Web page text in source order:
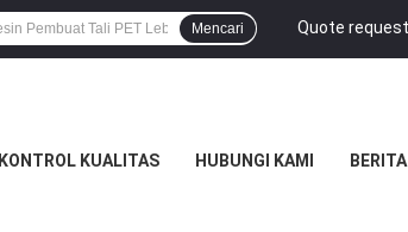
Quote
Mencari
KONTROL KUALITAS HUBUNGI KAMI BERITA